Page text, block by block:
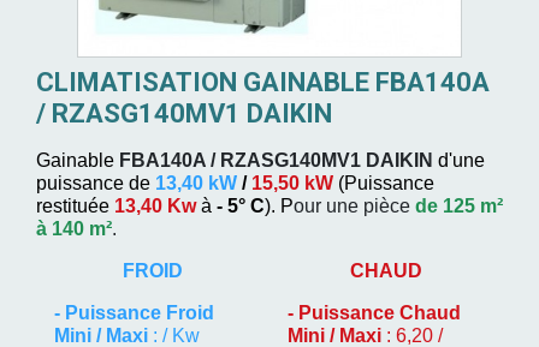
CLIMATISATION GAINABLE FBA140A
/ RZASG140MV1 DAIKIN
Gainable FBA140A / RZASG140MV1 DAIKIN d'une
puissance de 13,40 kW / 15,50 kW (Puissance
restituée 13,40 Kwà - 5° C). Pour une pièce de 125 m²
à 140 m².
FROID
- Puissance Froid
Mini / Maxi : / Kw
CHAUD
- Puissance Chaud
Mini / Maxi : 6,20 /